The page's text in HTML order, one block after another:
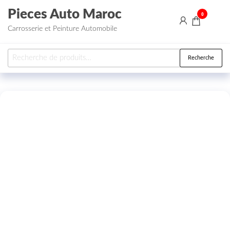
Aller au contenu
Pieces Auto Maroc
Carrosserie et Peinture Automobile
0
Recherche pour : Recherche